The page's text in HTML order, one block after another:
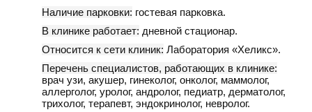
Наличие парковки: гостевая парковка.
В клинике работает: дневной стационар.
Относится к сети клиник: Лаборатория «Хеликс».
Перечень специалистов, работающих в клинике:
врач узи, акушер, гинеколог, онколог, маммолог,
аллерголог, уролог, андролог, педиатр, дерматолог,
трихолог, терапевт, эндокринолог, невролог.